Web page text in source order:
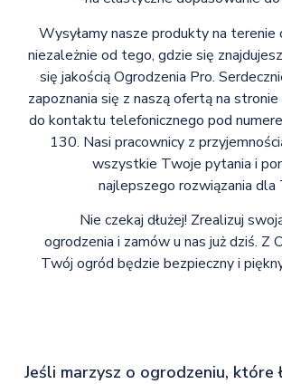
Wysyłamy nasze produkty na terenie
niezależnie od tego, gdzie się
się jakością Ogrodzenia Pro.
zapoznania się z naszą ofertą na
do kontaktu telefonicznego pod
130. Nasi pracownicy z
wszystkie Twoje pytania i
najlepszego rozwiązania dla
Nie czekaj dłużej! Zrealizuj
ogrodzenia i zamów u nas już dziś. Z
Twój ogród będzie bezpieczny i
Jeśli marzysz o ogrodzeniu, które